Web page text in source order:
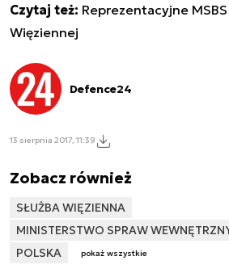
Czytaj też: Reprezentacyjne MSBS
Więziennej
Defence24
13 sierpnia 2017, 11:39
Zobacz również
SŁUŻBA WIĘZIENNA
MINISTERSTWO SPRAW
POLSKA
pokaż wszystkie